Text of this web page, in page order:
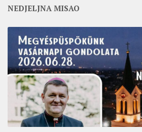
NEDJELJNA MISAO